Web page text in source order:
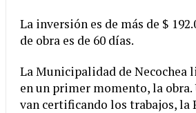
La inversión es de más de $
de obra es de 60 días.
La Municipalidad de Necochea
en un primer momento, la obra.
van certificando los trabajos, la